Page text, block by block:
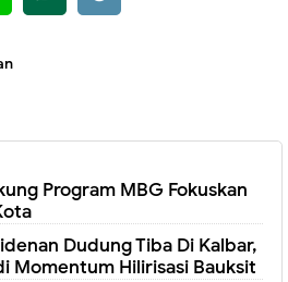
Program MBG Fokuskan
Dudung Tiba Di Kalbar,
Momentum Hilirisasi Bauksit